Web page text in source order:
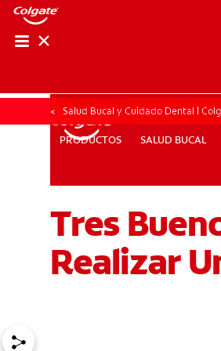
PRODUCTOS SALUD BUCAL
PROMOCIONES HN (ES)
PRODUCTOS SALUD BUCAL
Salud Bucal y Cuidado Dental |
Tres
Realizar